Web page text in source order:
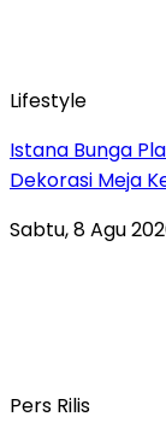
Lifestyle
Istana Bunga
Dekorasi Meja
Sabtu, 8 Agu
Pers Rilis